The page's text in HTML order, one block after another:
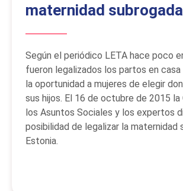
maternidad subrogada
Según el periódico LETA hace poco
fueron legalizados los partos en
la oportunidad a mujeres de elegir
sus hijos. El 16 de octubre de 2015 la
los Asuntos Sociales y los expertos
posibilidad de legalizar la maternidad
Estonia.